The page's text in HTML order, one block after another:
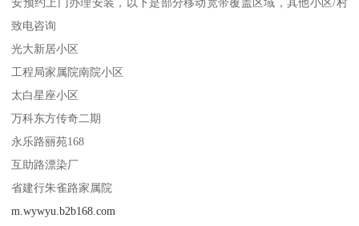
致电咨询
光大新居小区
工程局家属院南院小区
太白星座小区
万科东方传奇二期
永乐路丽苑168
互助路漂染厂
省建行朱雀路家属院
m.wywyu.b2b168.com